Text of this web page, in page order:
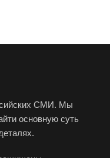
СМИ. Мы
основную суть